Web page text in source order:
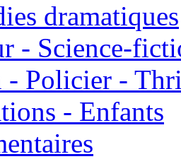
dramatiques
- Science-
- Policier -
- Enfants